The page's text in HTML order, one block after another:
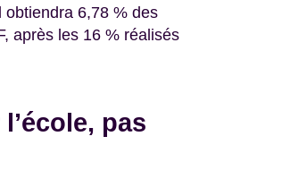
obtiendra 6,78 % des
après les 16 % réalisés
pas